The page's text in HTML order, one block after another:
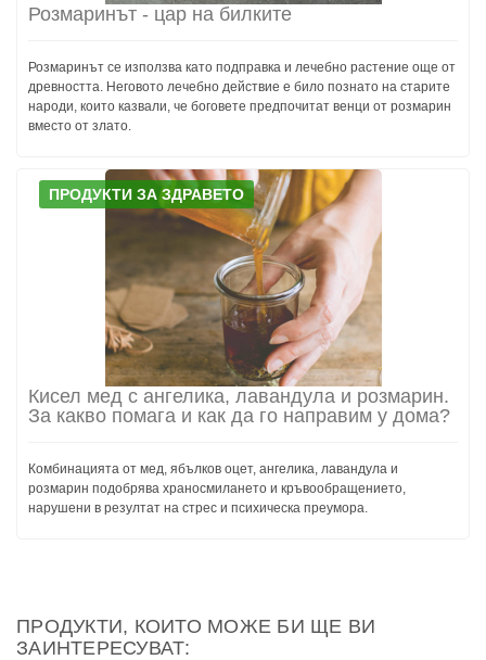
Розмаринът - цар на билките
Розмаринът се използва като подправка и лечебно растение още от
древността. Неговото лечебно действие е било познато на старите
народи, които казвали, че боговете предпочитат венци от розмарин
вместо от злато.
ПРОДУКТИ ЗА ЗДРАВЕТО
Кисел мед с ангелика, лавандула и розмарин.
За какво помага и как да го направим у дома?
Комбинацията от мед, ябълков оцет, ангелика, лавандула и
розмарин подобрява храносмилането и кръвообращението,
нарушени в резултат на стрес и психическа преумора.
ПРОДУКТИ, КОИТО МОЖЕ БИ ЩЕ ВИ
ЗАИНТЕРЕСУВАТ: